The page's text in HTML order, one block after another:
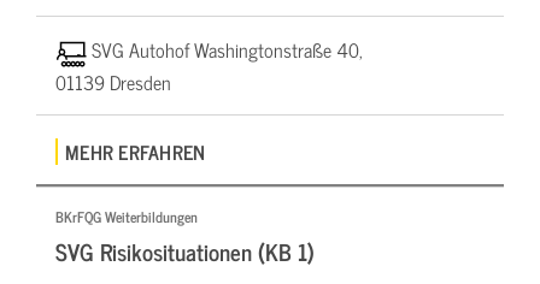
SVG Autohof Washingtonstraße 40,
01139 Dresden
MEHR ERFAHREN
BKrFQG Weiterbildungen
SVG Risikosituationen (KB 1)